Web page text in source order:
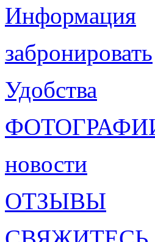
Информация
забронировать
Удобства
новости
ОТЗЫВЫ